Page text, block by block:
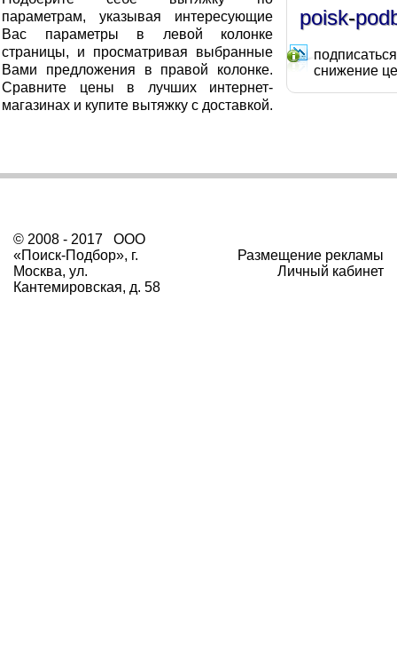
poisk-
снижение
параметрам, указывая интересующие
Вас параметры в левой колонке
страницы, и просматривая выбранные
Вами предложения в правой колонке.
Сравните цены в лучших интернет-
магазинах и купите вытяжку с доставкой.
© 2008 - 2017 ООО
«Поиск-Подбор», г.
Москва, ул.
Кантемировская, д. 58
Размещение рекламы
Личный кабинет